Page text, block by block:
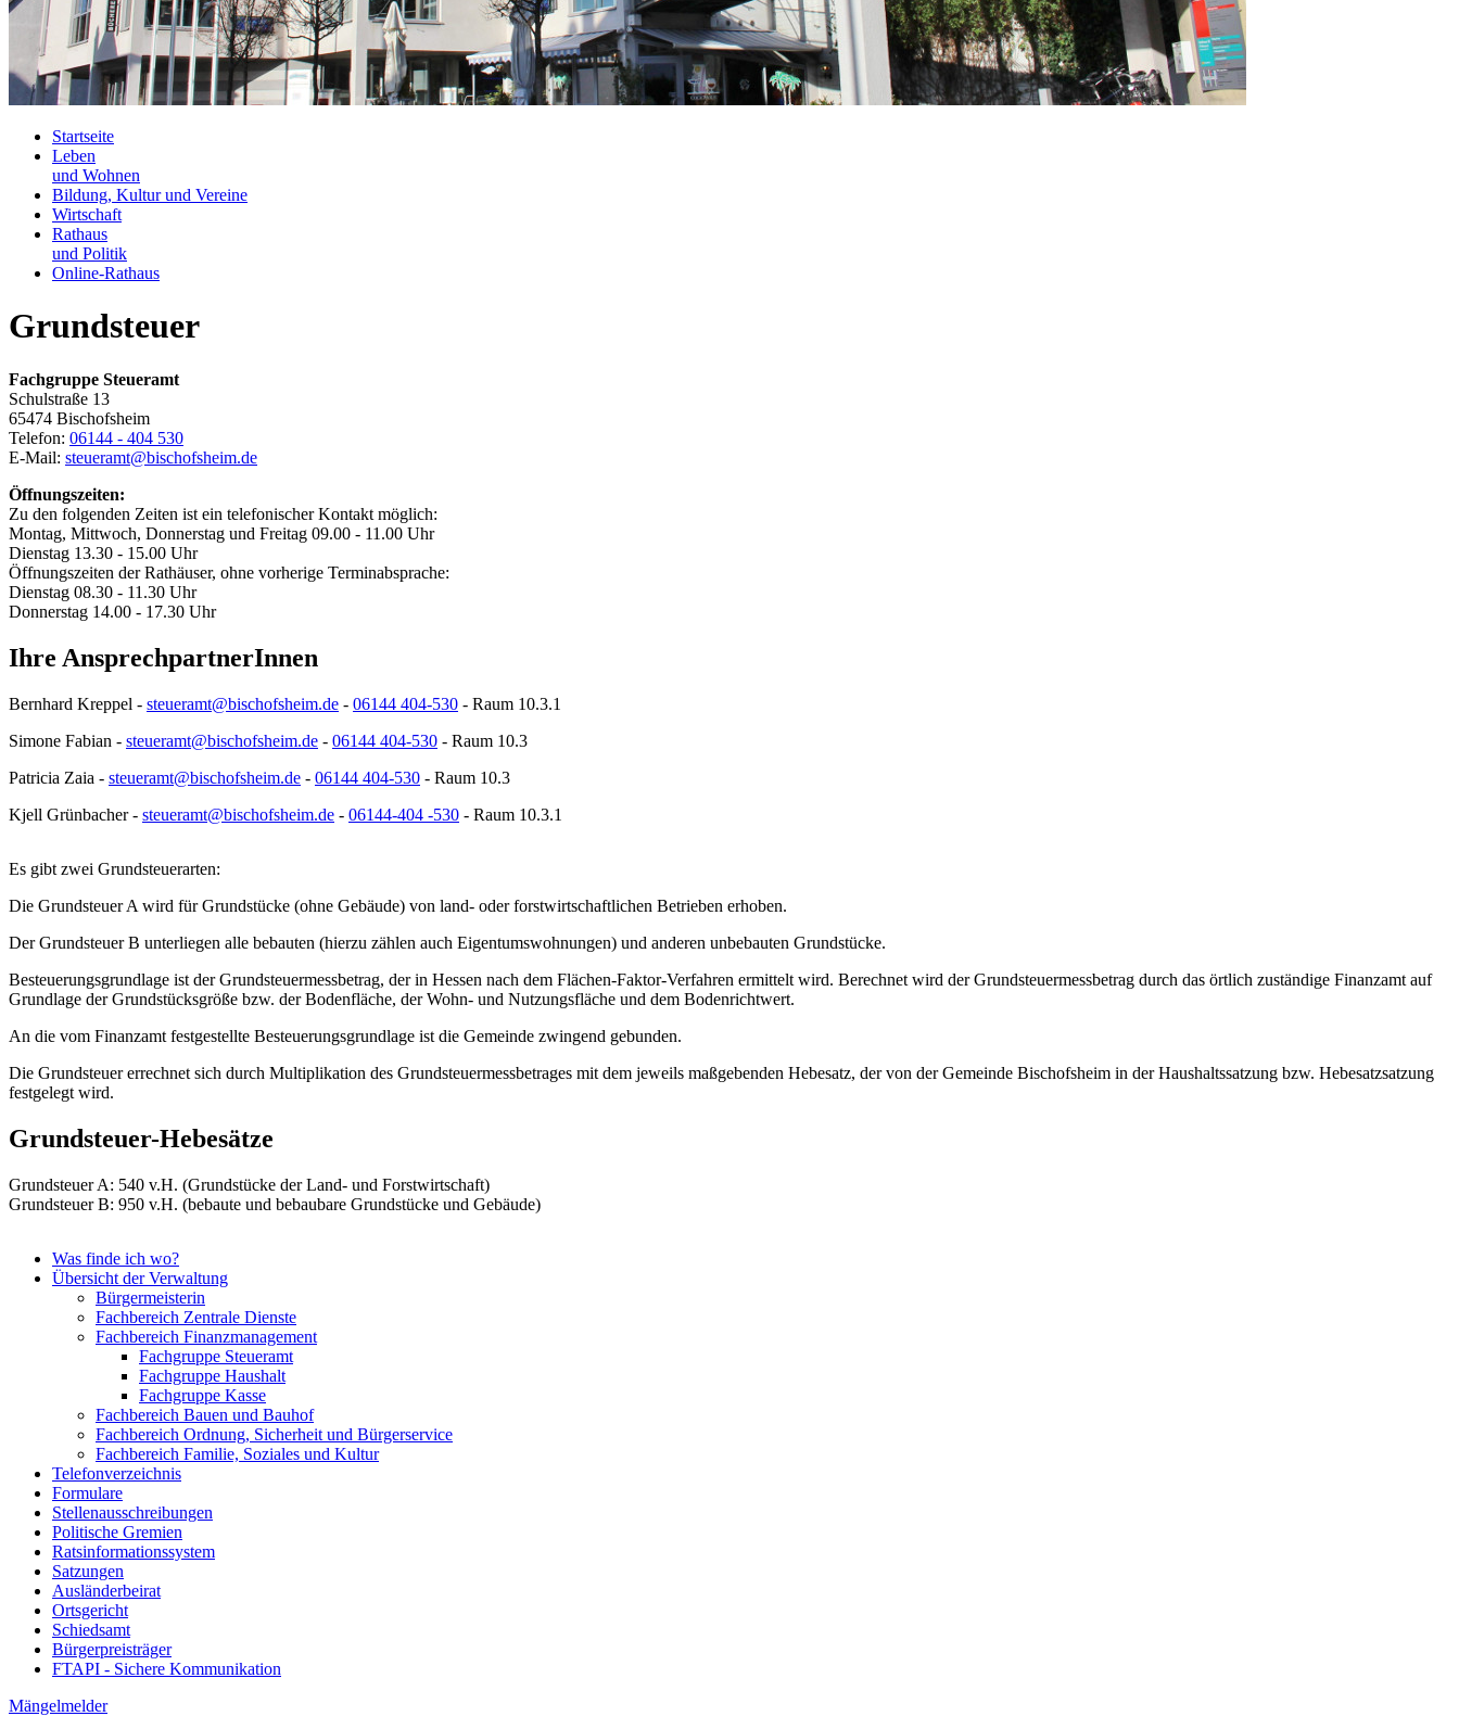
Startseite
Leben
und Wohnen
Bildung, Kultur und Vereine
Wirtschaft
Rathaus
und Politik
Online-Rathaus
Grundsteuer
Fachgruppe Steueramt
Schulstraße 13
65474 Bischofsheim
Telefon: 06144 - 404 530
E-Mail: steueramt@bischofsheim.de
Öffnungszeiten:
Zu den folgenden Zeiten ist ein telefonischer Kontakt möglich:
Montag, Mittwoch, Donnerstag und Freitag 09.00 - 11.00 Uhr
Dienstag 13.30 - 15.00 Uhr
Öffnungszeiten der Rathäuser, ohne vorherige Terminabsprache:
Dienstag 08.30 - 11.30 Uhr
Donnerstag 14.00 - 17.30 Uhr
Ihre AnsprechpartnerInnen
Bernhard Kreppel - steueramt@bischofsheim.de - 06144 404-530 - Raum 10.3.1
Simone Fabian - steueramt@bischofsheim.de - 06144 404-530 - Raum 10.3
Patricia Zaia - steueramt@bischofsheim.de - 06144 404-530 - Raum 10.3
Kjell Grünbacher - steueramt@bischofsheim.de - 06144-404 -530 - Raum 10.3.1
Es gibt zwei Grundsteuerarten:
Die Grundsteuer A wird für Grundstücke (ohne Gebäude) von land- oder forstwirtschaftlichen Betrieben erhoben.
Der Grundsteuer B unterliegen alle bebauten (hierzu zählen auch Eigentumswohnungen) und anderen unbebauten Grundstücke.
Besteuerungsgrundlage ist der Grundsteuermessbetrag, der in Hessen nach dem Flächen-Faktor-Verfahren ermittelt wird. Berechnet wird der Grundsteuermessbetrag durch das örtlich zuständige Finanzamt auf
Grundlage der Grundstücksgröße bzw. der Bodenfläche, der Wohn- und Nutzungsfläche und dem Bodenrichtwert.
An die vom Finanzamt festgestellte Besteuerungsgrundlage ist die Gemeinde zwingend gebunden.
Die Grundsteuer errechnet sich durch Multiplikation des Grundsteuermessbetrages mit dem jeweils maßgebenden Hebesatz, der von der Gemeinde Bischofsheim in der Haushaltssatzung bzw. Hebesatzsatzung
festgelegt wird.
Grundsteuer-Hebesätze
Grundsteuer A: 540 v.H. (Grundstücke der Land- und Forstwirtschaft)
Grundsteuer B: 950 v.H. (bebaute und bebaubare Grundstücke und Gebäude)
Was finde ich wo?
Übersicht der Verwaltung
Bürgermeisterin
Fachbereich Zentrale Dienste
Fachbereich Finanzmanagement
Fachgruppe Steueramt
Fachgruppe Haushalt
Fachgruppe Kasse
Fachbereich Bauen und Bauhof
Fachbereich Ordnung, Sicherheit und Bürgerservice
Fachbereich Familie, Soziales und Kultur
Telefonverzeichnis
Formulare
Stellenausschreibungen
Politische Gremien
Ratsinformationssystem
Satzungen
Ausländerbeirat
Ortsgericht
Schiedsamt
Bürgerpreisträger
FTAPI - Sichere Kommunikation
Mängelmelder